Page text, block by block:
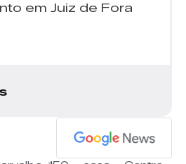
em Juiz de Fora